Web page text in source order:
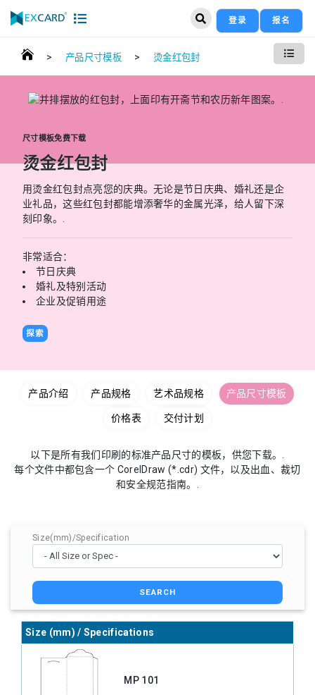
登录 报名
> 产品尺寸模板 > 烫金红包封
尺寸模板免费下载
烫金红包封
用烫金红包封点亮您的庆典。无论是节日庆典、婚礼还是企
业礼品，这些红包封都能增添奢华的金属光泽，给人留下深
刻印象。.
非常适合：
节日庆典
婚礼及特别活动
企业及促销用途
探索
产品介绍 产品规格 艺术品规格 产品尺寸模板
价格表 交付计划
以下是所有我们印刷的标准产品尺寸的模板，供您下载。.
每个文件中都包含一个 CorelDraw (*.cdr) 文件，以及出血、裁切
和安全规范指南。.
Size(mm)/Specification
SEARCH
Size (mm) / Specifications
MP 101